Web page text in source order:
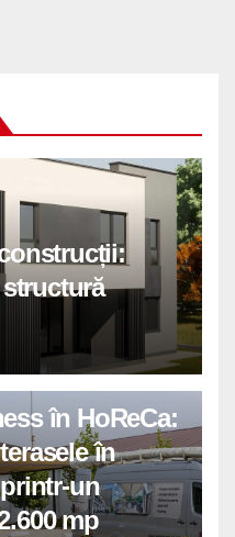
în HoReCa:
în
un
mp